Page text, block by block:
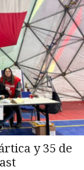
y 35 de